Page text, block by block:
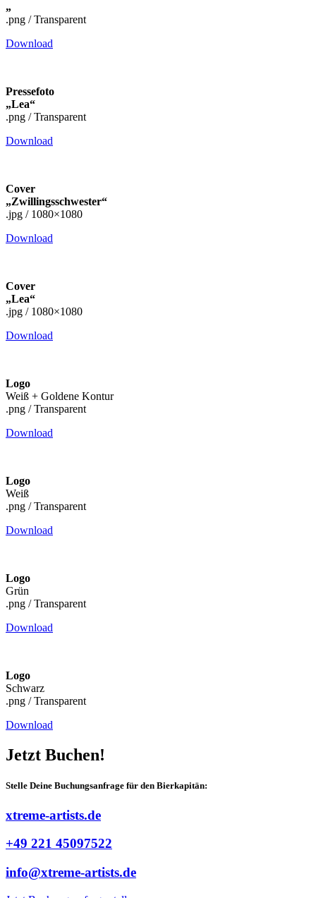
„
.png / Transparent
Download
Pressefoto
„Lea“
.png / Transparent
Download
Cover
„Zwillingsschwester“
.jpg / 1080×1080
Download
Cover
„Lea“
.jpg / 1080×1080
Download
Logo
Weiß + Goldene Kontur
.png / Transparent
Download
Logo
Weiß
.png / Transparent
Download
Logo
Grün
.png / Transparent
Download
Logo
Schwarz
.png / Transparent
Download
Jetzt Buchen!​
Stelle Deine Buchungsanfrage für den Bierkapitän:
xtreme-artists.de
+49 221 45097522
info@xtreme-artists.de